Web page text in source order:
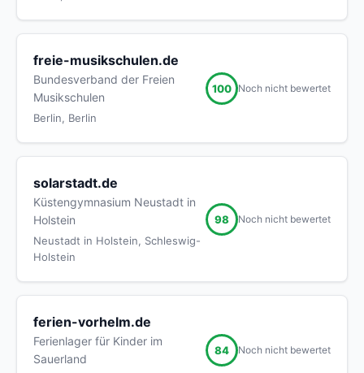
freie-musikschulen.de
Bundesverband der Freien
Musikschulen
Berlin, Berlin
100 Noch nicht bewertet
solarstadt.de
Küstengymnasium Neustadt in
Holstein
Neustadt in Holstein, Schleswig-
Holstein
98 Noch nicht bewertet
ferien-vorhelm.de
Ferienlager für Kinder im
Sauerland
84 Noch nicht bewertet